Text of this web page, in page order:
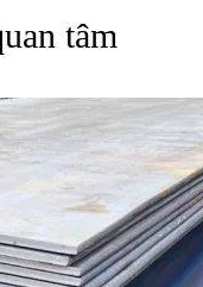
tâm